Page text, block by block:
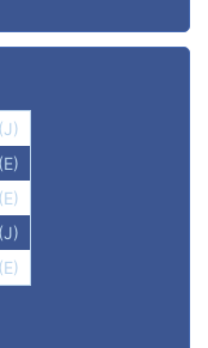
(J)
(E)
(E)
(J)
(E)